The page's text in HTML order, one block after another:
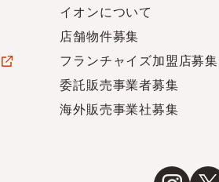
イオンについて
店舗物件募集
フランチャイズ加盟店募集
委託販売事業者募集
海外販売事業社募集